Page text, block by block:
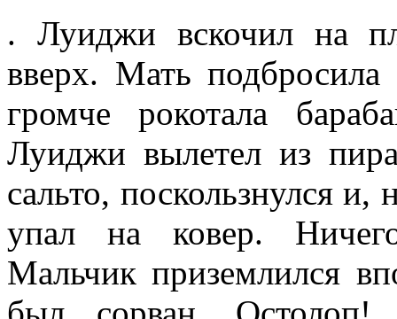
. Луиджи вскочил на
вверх. Мать
громче рокотала
Луиджи вылетел из
сальто, по­скользнулся
упал на ковер.
Мальчик приземлился